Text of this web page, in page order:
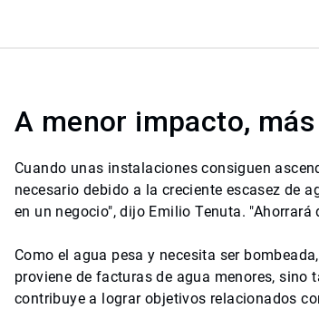
A menor impacto,
Cuando unas instalaciones consiguen
necesario debido a la creciente escasez de
en un negocio", dijo Emilio Tenuta.
Como el agua pesa y necesita ser
proviene de facturas de agua menores,
contribuye a lograr objetivos relacionados